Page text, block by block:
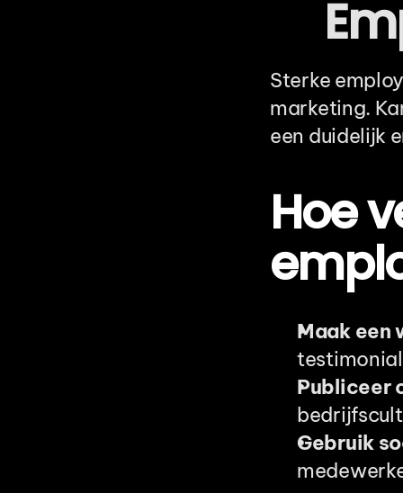
Sterke
marketing.
een duidelijk
Hoe
Maak
Publiceer
Gebruik